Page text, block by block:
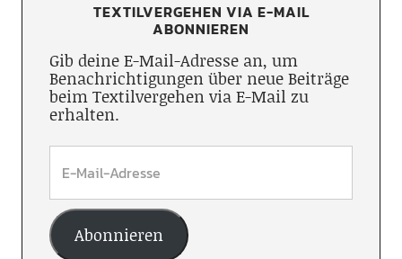
TEXTILVERGEHEN VIA E-MAIL
ABONNIEREN
Gib deine E-Mail-Adresse an, um
Benachrichtigungen über neue Beiträge
beim Textilvergehen via E-Mail zu
erhalten.
Abonnieren